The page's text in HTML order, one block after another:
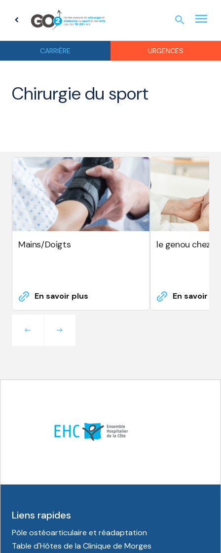
chevron_left
CARRIÈRE URGENCES
search menu
Chirurgie du sport
Mains/Doigts
En savoir plus
le genou chez
En savoir
Liens rapides
Pôle ostéoarticulaire et réadaptation
Table d'Hôtes de la Clinique de Morges